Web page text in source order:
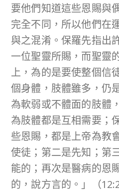
要他們知道這些恩賜與
完全不同，所以他們在
與之混淆。保羅先指出
一位聖靈所賜，而聖靈
上，為的是要使整個信
個身體，肢體雖多，仍
為軟弱或不體面的肢體
為肢體都是互相需要；
些恩賜，都是上帝為教
使徒；第二是先知；第
能的；再次是醫病的恩
的，說方言的。」（